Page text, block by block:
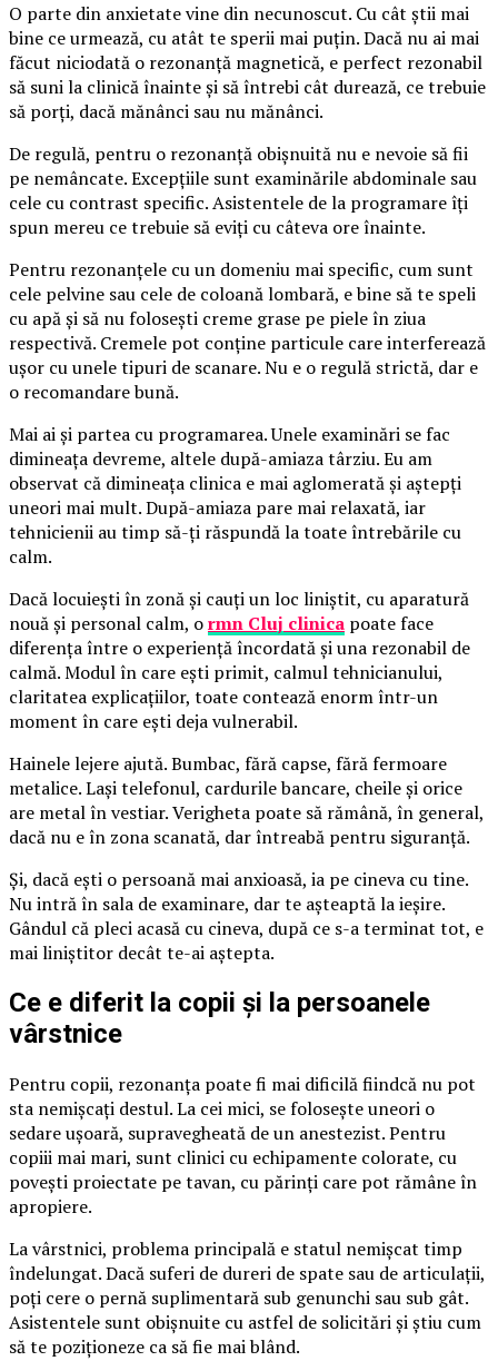
O parte din anxietate vine din necunoscut. Cu cât știi mai
bine ce urmează, cu atât te sperii mai puțin. Dacă nu ai mai
făcut niciodată o rezonanță magnetică, e perfect rezonabil
să suni la clinică înainte și să întrebi cât durează, ce trebuie
să porți, dacă mănânci sau nu mănânci.
De regulă, pentru o rezonanță obișnuită nu e nevoie să fii
pe nemâncate. Excepțiile sunt examinările abdominale sau
cele cu contrast specific. Asistentele de la programare îți
spun mereu ce trebuie să eviți cu câteva ore înainte.
Pentru rezonanțele cu un domeniu mai specific, cum sunt
cele pelvine sau cele de coloană lombară, e bine să te speli
cu apă și să nu folosești creme grase pe piele în ziua
respectivă. Cremele pot conține particule care interferează
ușor cu unele tipuri de scanare. Nu e o regulă strictă, dar e
o recomandare bună.
Mai ai și partea cu programarea. Unele examinări se fac
dimineața devreme, altele după-amiaza târziu. Eu am
observat că dimineața clinica e mai aglomerată și aștepți
uneori mai mult. După-amiaza pare mai relaxată, iar
tehnicienii au timp să-ți răspundă la toate întrebările cu
calm.
Dacă locuiești în zonă și cauți un loc liniștit, cu aparatură
nouă și personal calm, ormn Cluj clinica poate face
diferența între o experiență încordată și una rezonabil de
calmă. Modul în care ești primit, calmul tehnicianului,
claritatea explicațiilor, toate contează enorm într-un
moment în care ești deja vulnerabil.
Hainele lejere ajută. Bumbac, fără capse, fără fermoare
metalice. Lași telefonul, cardurile bancare, cheile și orice
are metal în vestiar. Verigheta poate să rămână, în general,
dacă nu e în zona scanată, dar întreabă pentru siguranță.
Și, dacă ești o persoană mai anxioasă, ia pe cineva cu tine.
Nu intră în sala de examinare, dar te așteaptă la ieșire.
Gândul că pleci acasă cu cineva, după ce s-a terminat tot, e
mai liniștitor decât te-ai aștepta.
Ce e diferit la copii și la persoanele
vârstnice
Pentru copii, rezonanța poate fi mai dificilă fiindcă nu pot
sta nemișcați destul. La cei mici, se folosește uneori o
sedare ușoară, supravegheată de un anestezist. Pentru
copiii mai mari, sunt clinici cu echipamente colorate, cu
povești proiectate pe tavan, cu părinți care pot rămâne în
apropiere.
La vârstnici, problema principală e statul nemișcat timp
îndelungat. Dacă suferi de dureri de spate sau de articulații,
poți cere o pernă suplimentară sub genunchi sau sub gât.
Asistentele sunt obișnuite cu astfel de solicitări și știu cum
să te poziționeze ca să fie mai blând.